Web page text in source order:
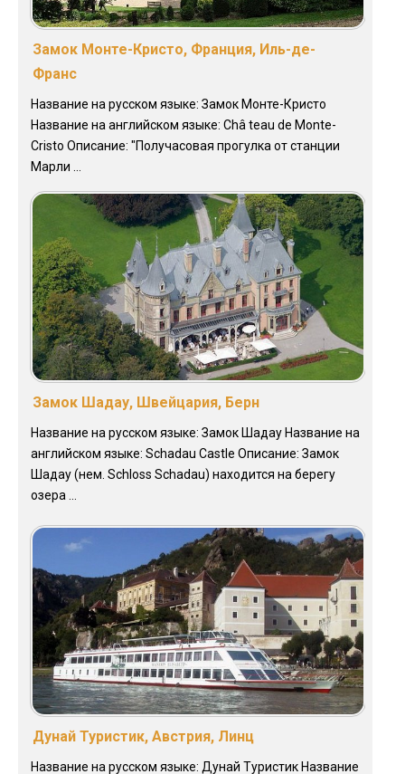
Замок Монте-Кристо, Франция, Иль-де-
Франс
Название на русском языке: Замок Монте-Кристо
Название на английском языке: Châ teau de Monte-
Cristo Описание: "Получасовая прогулка от станции
Марли ...
Замок Шадау, Швейцария, Берн
Название на русском языке: Замок Шадау Название на
английском языке: Schadau Castle Описание: Замок
Шадау (нем. Schloss Schadau) находится на берегу
озера ...
Дунай Туристик, Австрия, Линц
Название на русском языке: Дунай Туристик Название